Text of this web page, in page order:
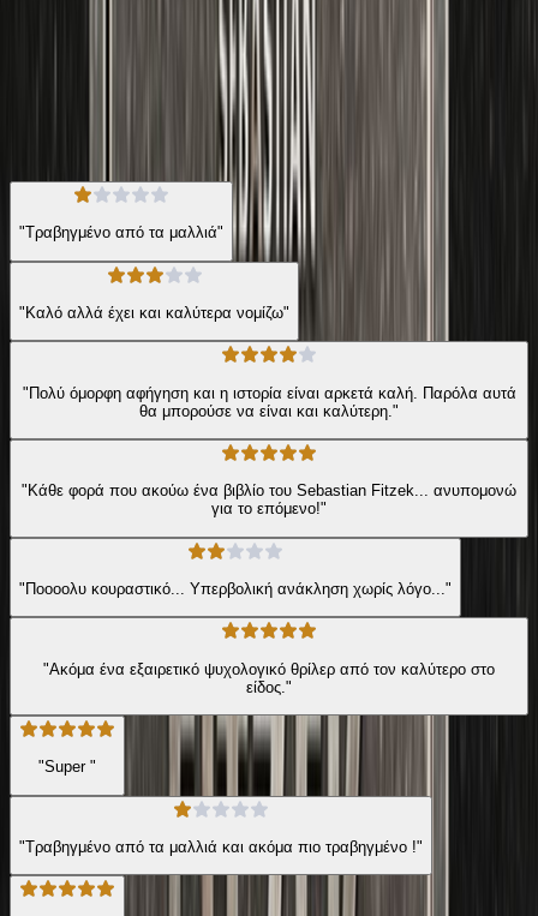
Ψυχολογικό Θρίλερ
Η γνώμη των ακροατών
★ 4.0 /5 Βαθμολογία βιβλίου
"Τραβηγμένο από τα μαλλιά"
"Καλό αλλά έχει και καλύτερα νομίζω"
"Πολύ όμορφη αφήγηση και η ιστορία είναι αρκετά καλή. Παρόλα αυτά
θα μπορούσε να είναι και καλύτερη."
"Κάθε φορά που ακούω ένα βιβλίο του Sebastian Fitzek... ανυπομονώ
για το επόμενο!"
"Ποοοολυ κουραστικό... Υπερβολική ανάκληση χωρίς λόγο..."
"Ακόμα ένα εξαιρετικό ψυχολογικό θρίλερ από τον καλύτερο στο
είδος."
"Super "
"Τραβηγμένο από τα μαλλιά και ακόμα πιο τραβηγμένο !"